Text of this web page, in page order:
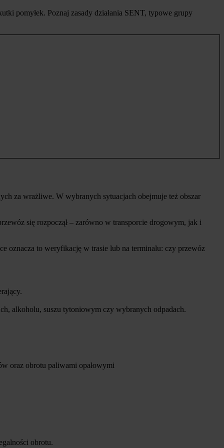
pomyłek. Poznaj zasady działania SENT, typowe grupy
za wrażliwe. W wybranych sytuacjach obejmuje też obszar
się rozpoczął – zarówno w transporcie drogowym, jak i
oznacza to weryfikację w trasie lub na terminalu: czy przewóz
alkoholu, suszu tytoniowym czy wybranych odpadach.
oraz obrotu paliwami opałowymi
obrotu.